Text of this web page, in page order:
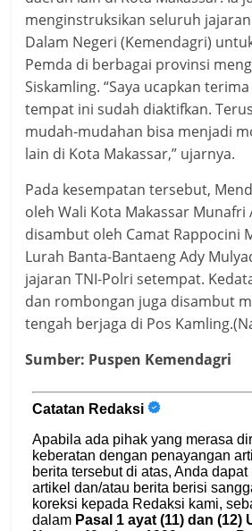
menginstruksikan seluruh
Dalam Negeri (Kemendagri)
Pemda di berbagai provinsi
Siskamling. “Saya ucapkan
tempat ini sudah diaktifkan.
mudah-mudahan bisa menjadi
lain di Kota Makassar,” ujarnya.
Pada kesempatan tersebut,
oleh Wali Kota Makassar
disambut oleh Camat Rappocini
Lurah Banta-Bantaeng Ady
jajaran TNI-Polri setempat.
dan rombongan juga disambut
tengah berjaga di Pos
Sumber: Puspen Kemendagri